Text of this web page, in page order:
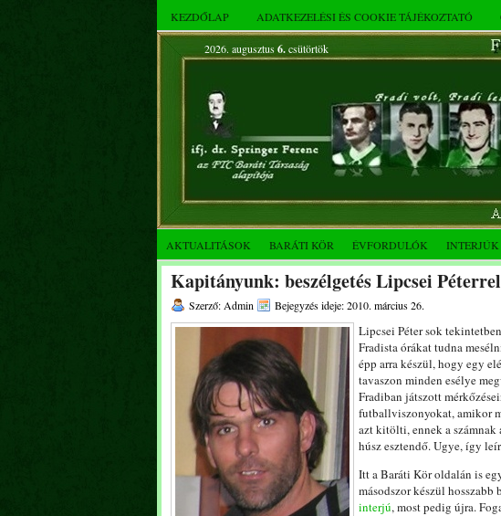
KEZDŐLAP ADATKEZELÉSI ÉS COOKIE TÁJÉKOZTATÓ
2026. augusztus 6.csütörtök
AKTUALITÁSOK BARÁTI KÖR ÉVFORDULÓK INTERJÚK
Kapitányunk: beszélgetés Lipcsei Péterrel
Szerző: Admin Bejegyzés ideje: 2010. március 26.
Lipcsei Péter sok
Fradista órákat tudna
épp arra készül, hogy egy
tavaszon minden esélye
Fradiban játszott
futballviszonyokat, amikor
azt kitölti, ennek a
húsz esztendő. Ugye, így
Itt a Baráti Kör oldalán is
másodszor készül hosszabb
interjú, most pedig újra.